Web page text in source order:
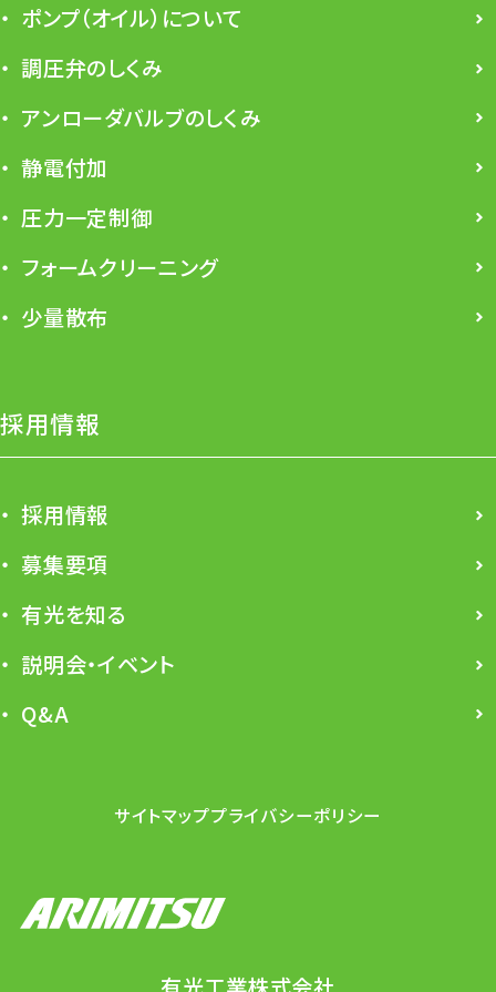
ポンプ（オイル）について
調圧弁のしくみ
アンローダバルブのしくみ
静電付加
圧力一定制御
フォームクリーニング
少量散布
採用情報
採用情報
募集要項
有光を知る
説明会・イベント
Q&A
サイトマッププライバシーポリシー